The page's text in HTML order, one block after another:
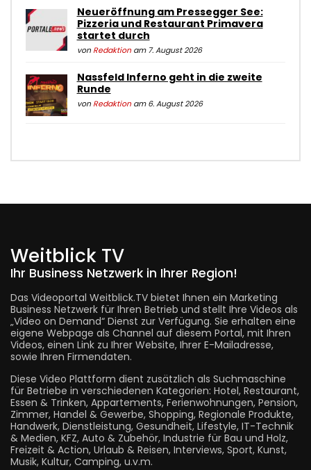
Neueröffnung am Pressegger See:
Pizzeria und Restaurant Primavera
startet durch
von Redaktionam 7. August 2026
Nassfeld Inferno geht in die zweite
Runde
von Redaktionam 6. August 2026
Weitblick TV
Ihr Business Netzwerk in Ihrer Region!
Das Videoportal Weitblick.TV bietet Ihnen ein Marketing
Business Netzwerk für Ihren Betrieb und stellt Ihre Videos als
„Video on Demand“ Dienst zur Verfügung. Sie erhalten eine
eigene Webpage als Channel auf diesem Portal, mit Ihren
Videos, einen Link zu Ihrer Website, Ihrer E-Mailadresse,
sowie Ihren Firmendaten.
Diese Video Plattform dient zusätzlich als Suchmaschine
für Betriebe in verschiedenen Kategorien: Hotel, Restaurant,
Essen & Trinken, Appartements, Ferienwohnungen, Pension,
Zimmer, Handel & Gewerbe, Shopping, Regionale Produkte,
Handwerk, Dienstleistung, Gesundheit, Lifestyle, IT-Technik
& Medien, KFZ, Auto & Zubehör, Industrie für Bau und Holz,
Freizeit & Action, Urlaub & Reisen, Interviews, Sport, Kunst,
Musik, Kultur, Camping, u.v.m.